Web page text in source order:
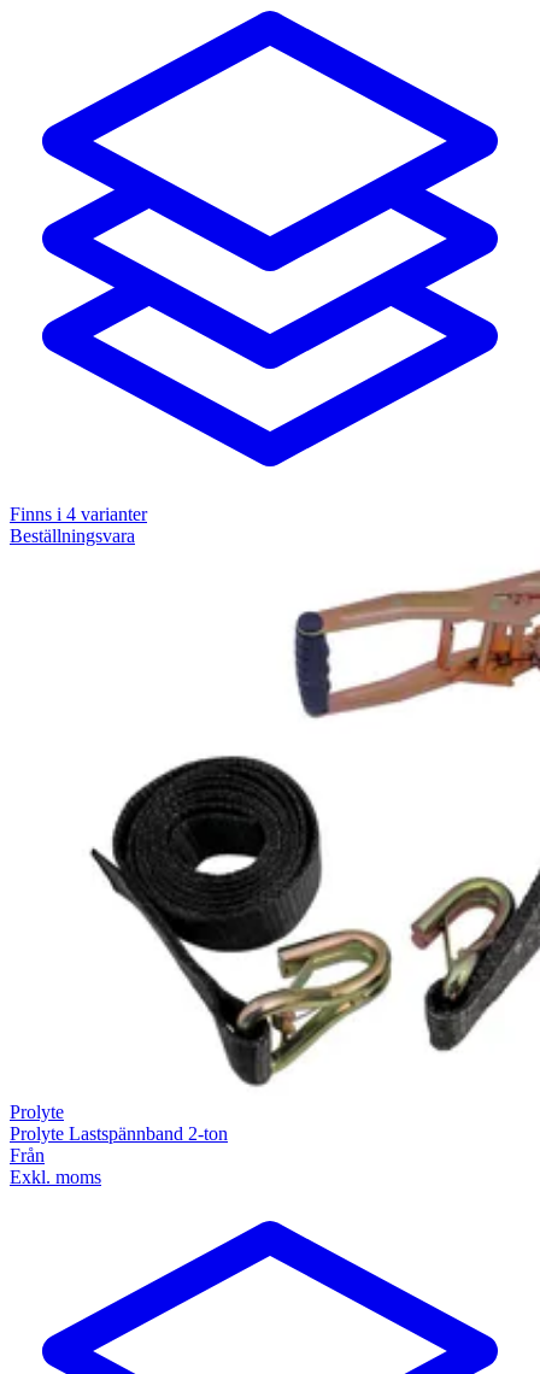
Finns i 4 varianter
Beställningsvara
Prolyte
Prolyte Lastspännband 2-ton
Från
Exkl. moms